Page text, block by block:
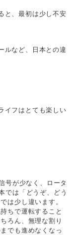
と、最初は少し不安
ルなど、日本との違
イフはとても楽しい
号が少なく、ロータ
では「どうぞ、どう
は少し違います。
ちで運転すること
ろん、無理な割り
でも進めなくなっ